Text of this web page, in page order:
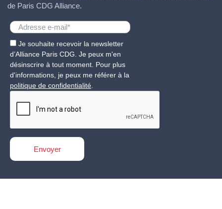
de Paris CDG Alliance.
Je souhaite recevoir la newsletter
d’Alliance Paris CDG. Je peux m'en
désinscrire à tout moment. Pour plus
d'informations, je peux me référer à la
politique de confidentialité